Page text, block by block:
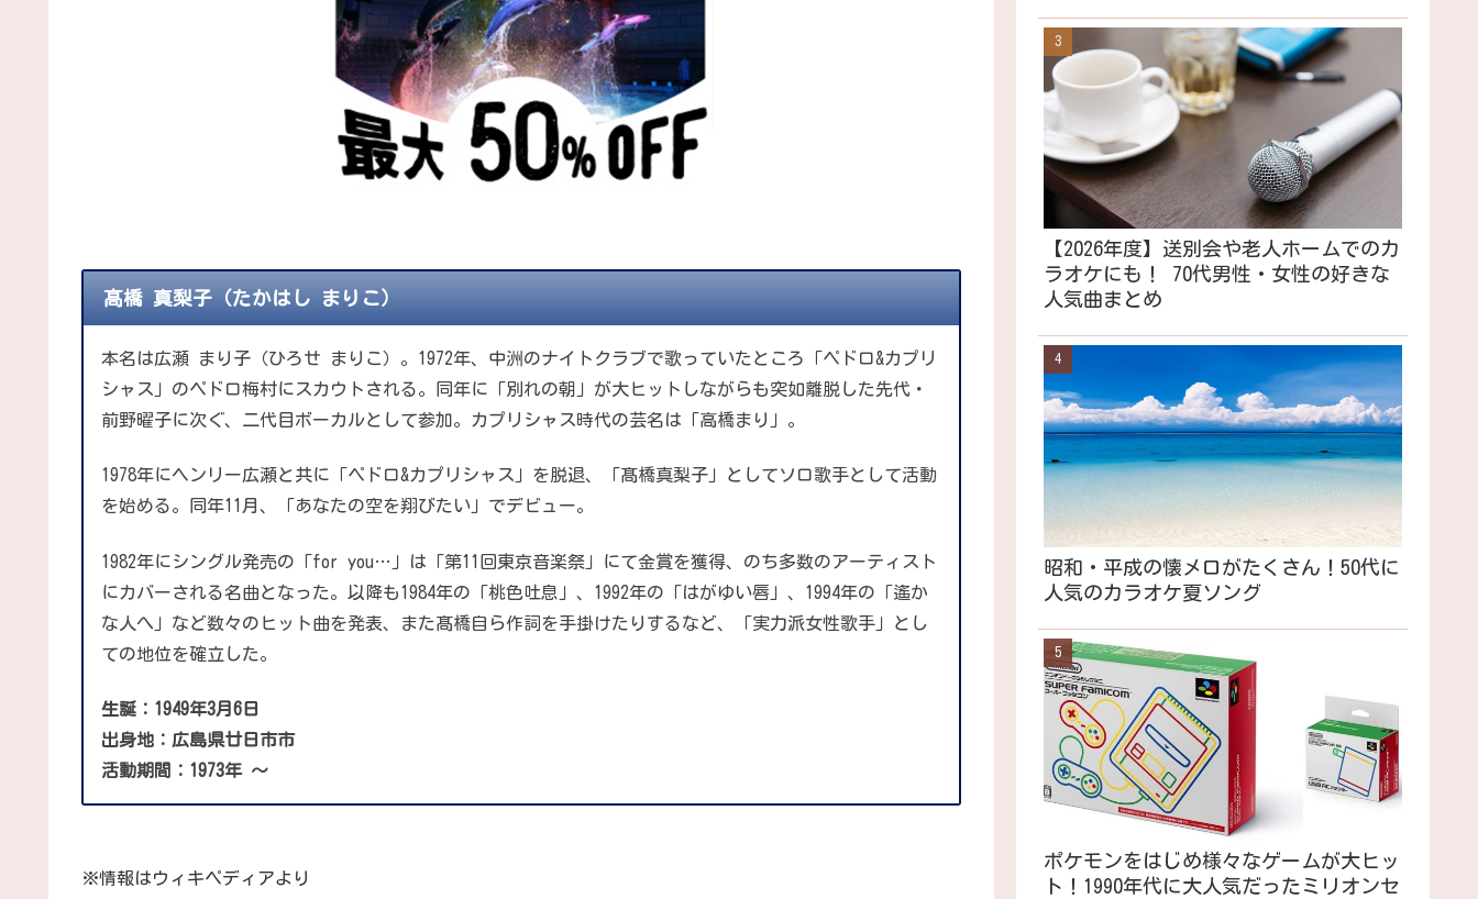
髙橋 真梨子（たかはし まりこ）
本名は広瀬 まり子（ひろせ まりこ）。1972年、中洲のナイトクラブで歌っていたところ「ペドロ&カプリ
シャス」のペドロ梅村にスカウトされる。同年に「別れの朝」が大ヒットしながらも突如離脱した先代・
前野曜子に次ぐ、二代目ボーカルとして参加。カプリシャス時代の芸名は「高橋まり」。
1978年にヘンリー広瀬と共に「ペドロ&カプリシャス」を脱退、「髙橋真梨子」としてソロ歌手として活動
を始める。同年11月、「あなたの空を翔びたい」でデビュー。
1982年にシングル発売の「for you…」は「第11回東京音楽祭」にて金賞を獲得、のち多数のアーティスト
にカバーされる名曲となった。以降も1984年の「桃色吐息」、1992年の「はがゆい唇」、1994年の「遙か
な人へ」など数々のヒット曲を発表、また髙橋自ら作詞を手掛けたりするなど、「実力派女性歌手」とし
ての地位を確立した。
生誕：1949年3月6日
出身地：広島県廿日市市
活動期間：1973年 ～
※情報はウィキペディアより
【2026年度】送別会や老人ホームでのカ
ラオケにも！ 70代男性・女性の好きな
人気曲まとめ
昭和・平成の懐メロがたくさん！50代に
人気のカラオケ夏ソング
ポケモンをはじめ様々なゲームが大ヒッ
ト！1990年代に大人気だったミリオンセ